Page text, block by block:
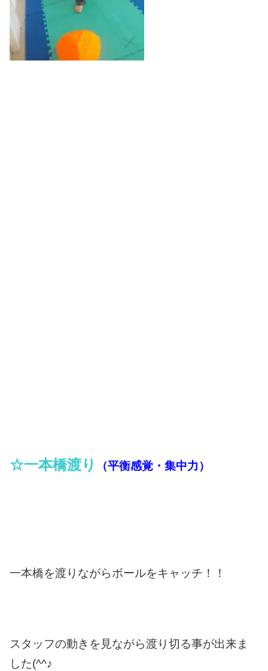
☆一本橋渡り （平衡感覚・集中力）
一本橋を渡りながらボールをキャッチ！！
スタッフの動きを見ながら渡り切る事が出来ま
した(^^♪